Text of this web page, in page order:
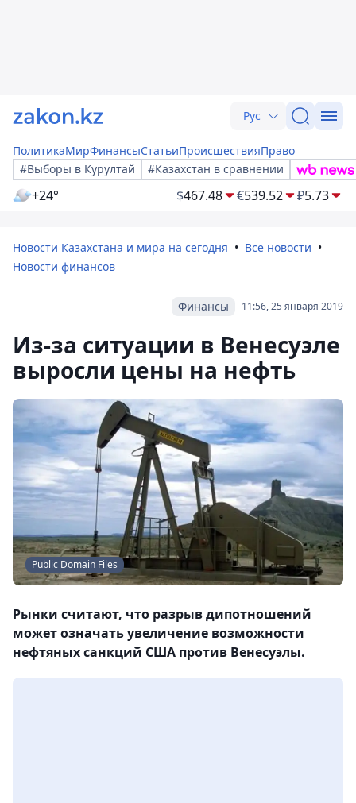
Рус
ПолитикаМирФинансыСтатьиПроисшествияПраво
#Выборы в Курултай
#Казахстан в сравнении
+24° $467.48 €539.52 ₽5.73
Новости Казахстана и мира на сегодня
Все новости
Новости финансов
11:56, 25 января 2019
Финансы
Из-за ситуации в Венесуэле
выросли цены на нефть
Public Domain Files
Рынки считают, что разрыв дипотношений
может означать увеличение возможности
нефтяных санкций США против Венесуэлы.